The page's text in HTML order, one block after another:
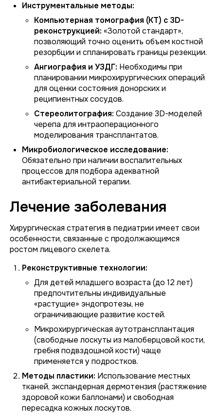
Инструментальные методы:
Компьютерная томография (КТ) с 3D-
реконструкцией: «Золотой стандарт»,
позволяющий точно оценить объем костной
резорбции и спланировать границы резекции.
Ангиография и УЗДГ: Необходимы при
планировании микрохирургических операций
для оценки состояния донорских и
реципиентных сосудов.
Стереолитография: Создание 3D-моделей
черепа для интраоперационного
моделирования трансплантатов.
Микробиологическое исследование:
Обязательно при наличии воспалительных
процессов для подбора адекватной
антибактериальной терапии.
Лечение заболевания
Хирургическая стратегия в педиатрии имеет свои
особенности, связанные с продолжающимся
ростом лицевого скелета.
Реконструктивные технологии:
Для детей младшего возраста (до 12 лет)
предпочтительны индивидуальные
«растущие» эндопротезы, не
ограничивающие развитие костей.
Микрохирургическая аутотрансплантация
(свободные лоскуты из малоберцовой кости,
гребня подвздошной кости) чаще
применяется у подростков.
Методы пластики: Использование местных
тканей, экспандерная дермотензия (растяжение
здоровой кожи баллонами) и свободная
пересадка кожных лоскутов.